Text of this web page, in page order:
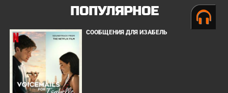
ПОПУЛЯРНОЕ
СООБЩЕНИЯ ДЛЯ ИЗАБЕЛЬ